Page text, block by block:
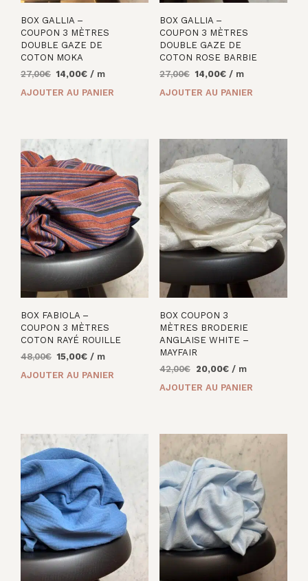
BOX GALLIA –
COUPON 3 MÈTRES
DOUBLE GAZE DE
COTON MOKA
27,00€ Le
14,00€Le/ m
AJOUTER AU PANIER
BOX GALLIA –
COUPON 3 MÈTRES
DOUBLE GAZE DE
COTON ROSE BARBIE
27,00€ Le
14,00€Le/ m
AJOUTER AU PANIER
BOX FABIOLA –
COUPON 3 MÈTRES
COTON RAYÉ ROUILLE
48,00€ Le
15,00€Le/ m
AJOUTER AU PANIER
BOX COUPON 3
MÈTRES BRODERIE
ANGLAISE WHITE –
MAYFAIR
42,00€
Le
20,00€Le/ m
AJOUTER AU PANIER